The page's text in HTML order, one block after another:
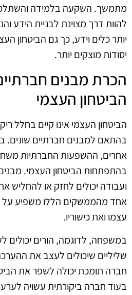
מתמשך. השקעה בלמידה
להוות דרך מצוינת לבניית הידע
יותר כלים וידע, כך גם הביטחון
יסודות מוצקים יותר.
הכרת מבנים
הביטחון העצמי
הביטחון העצמי אינו קיים בחלל
בהתאם למבנים חברתיים שונים.
אחרים, ההשפעות החברתיות
בהתפתחות הביטחון העצמי.
ועבודה יכולים לחזק או להחליש
אחד מהממשקים הללו משפיע על
עצמו ואת כישוריו.
במשפחה, לדוגמה, הורים יכולים
שליליים שיכולים לעצב את
חברה תומכת יכולה לשפר את
בעוד חברה ביקורתית עשויה